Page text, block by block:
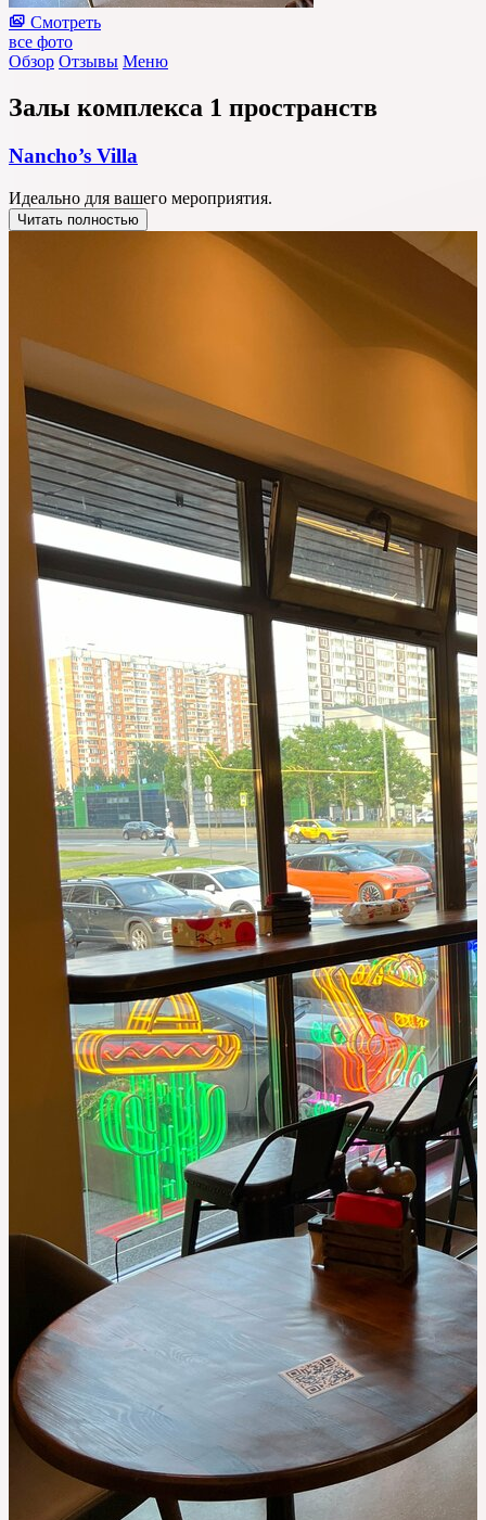
Смотреть
все фото
Обзор Отзывы Меню
Залы комплекса 1 пространств
Nancho’s Villa
Идеально для вашего мероприятия.
Читать полностью